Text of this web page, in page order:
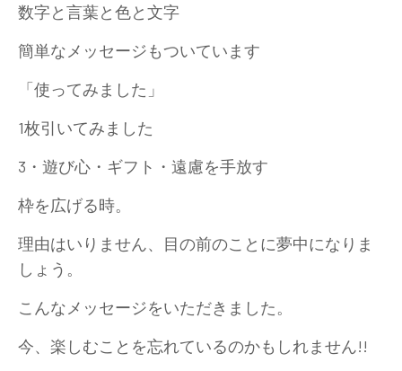
数字と言葉と色と文字
簡単なメッセージもついています
「使ってみました」
1枚引いてみました
3・遊び心・ギフト・遠慮を手放す
枠を広げる時。
理由はいりません、目の前のことに夢中になりま
しょう。
こんなメッセージをいただきました。
今、楽しむことを忘れているのかもしれません!!